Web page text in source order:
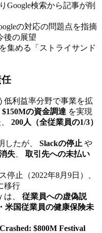
Google検索から記事が削
の対応の問題点を指摘
後の展望
集める「ストライサンド
低利益率分野で事業を拡
$150Mの資金調達 を実現
200人（全従業員の1/3）
したが、 Slackの停止 や
失
取引先への未払い
停止（2022年8月9日）、
移行
は、 従業員への虚偽説
米国従業員の健康保険未
Crashed: $800M Festival